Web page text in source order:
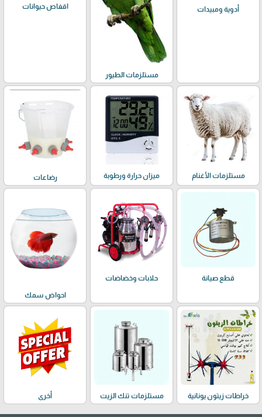
أدوية ومبيدات
مستلزمات الطيور
اقفاص حيوانات
مستلزمات الأغنام ميزان حرارة ورطوبة رضاعات
قطع صيانة حلابات وخضاضات
احواض سمك
خراطات زيتون يونانية مستلزمات تنك الزيت أخرى